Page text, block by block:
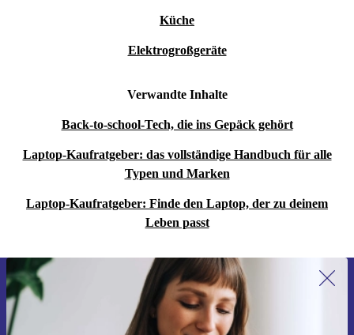
Küche
Elektrogroßgeräte
Verwandte Inhalte
Back-to-school-Tech, die ins Gepäck gehört
Laptop-Kaufratgeber: das vollständige Handbuch für alle
Typen und Marken
Laptop-Kaufratgeber: Finde den Laptop, der zu deinem
Leben passt
Erstmals zum Newsletter anmelden,
15 € sparen!
Verpasse kein Angebot mehr.